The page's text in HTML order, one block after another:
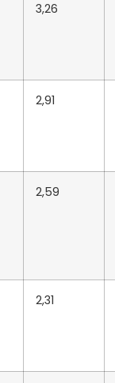
3,26
2,91
2,59
2,31